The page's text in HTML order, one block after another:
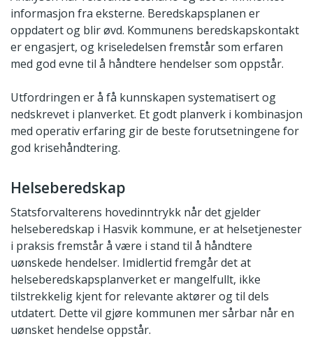
informasjon fra eksterne. Beredskapsplanen er
oppdatert og blir øvd. Kommunens beredskapskontakt
er engasjert, og kriseledelsen fremstår som erfaren
med god evne til å håndtere hendelser som oppstår.
Utfordringen er å få kunnskapen systematisert og
nedskrevet i planverket. Et godt planverk i kombinasjon
med operativ erfaring gir de beste forutsetningene for
god krisehåndtering.
Helseberedskap
Statsforvalterens hovedinntrykk når det gjelder
helseberedskap i Hasvik kommune, er at helsetjenester
i praksis fremstår å være i stand til å håndtere
uønskede hendelser. Imidlertid fremgår det at
helseberedskapsplanverket er mangelfullt, ikke
tilstrekkelig kjent for relevante aktører og til dels
utdatert. Dette vil gjøre kommunen mer sårbar når en
uønsket hendelse oppstår.